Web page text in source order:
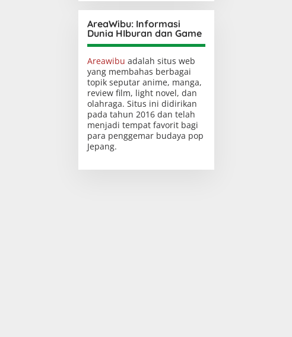
AreaWibu: Informasi
Dunia HIburan dan Game
Areawibu adalah situs web
yang membahas berbagai
topik seputar anime, manga,
review film, light novel, dan
olahraga. Situs ini didirikan
pada tahun 2016 dan telah
menjadi tempat favorit bagi
para penggemar budaya pop
Jepang.